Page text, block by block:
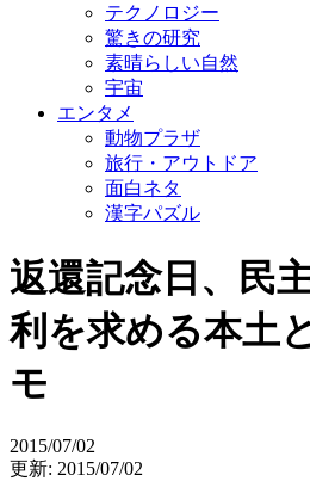
テクノロジー
驚きの研究
素晴らしい自然
宇宙
エンタメ
動物プラザ
旅行・アウトドア
面白ネタ
漢字パズル
返還記念日、民
利を求める本土
モ
2015/07/02
更新: 2015/07/02